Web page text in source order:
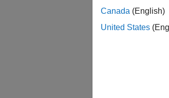
Canada (English)
United States